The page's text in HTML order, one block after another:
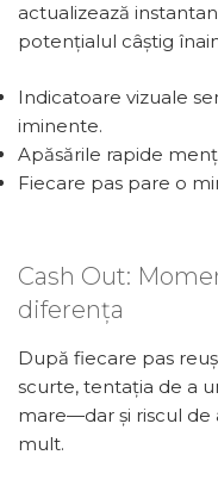
actualizează
potențialul câștig
Indicatoare vizuale
iminente.
Apăsările rapide
Fiecare pas pare o
Cash Out:
diferența
După fiecare pas
scurte, tentația de a
mare—dar și riscul
mult.